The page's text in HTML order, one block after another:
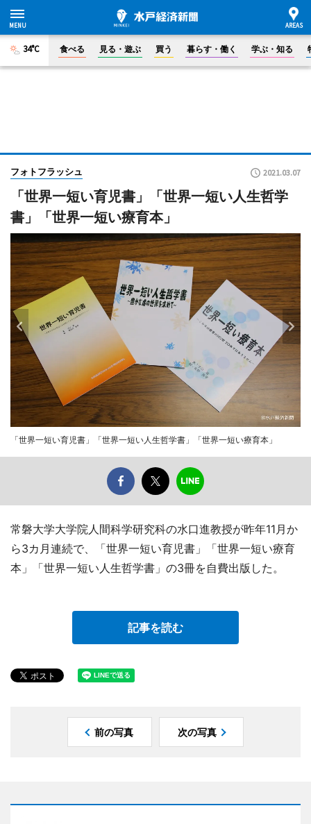
34°C 食べる 見る・遊ぶ 買う 暮らす・働く 学ぶ・知る
フォトフラッシュ 2021.03.07
「世界一短い育児書」「世界一短い人生哲学
書」「世界一短い療育本」
「世界一短い育児書」「世界一短い人生哲学書」「世界一短い療育本」
常磐大学大学院人間科学研究科の水口進教授が昨年11月か
ら3カ月連続で、「世界一短い育児書」「世界一短い療育
本」「世界一短い人生哲学書」の3冊を自費出版した。
記事を読む
前の写真 次の写真